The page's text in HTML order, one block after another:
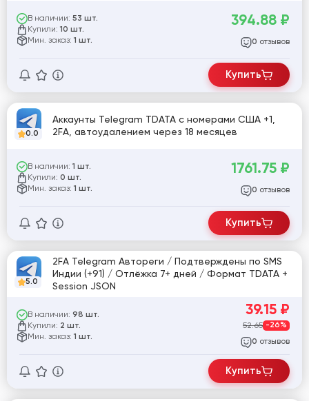
В наличии: 53 шт.
Купили: 10 шт.
Мин. заказ: 1 шт.
394.88 ₽
0 отзывов
Купить
0.0
Аккаунты Telegram TDATA с номерами США +1,
2FA, автоудалением через 18 месяцев
В наличии: 1 шт.
Купили: 0 шт.
Мин. заказ: 1 шт.
1761.75 ₽
0 отзывов
Купить
5.0
2FA Telegram Автореги / Подтверждены по SMS
Индии (+91) / Отлёжка 7+ дней / Формат TDATA +
Session JSON
В наличии: 98 шт.
Купили: 2 шт.
Мин. заказ: 1 шт.
39.15 ₽
52.65 -26%
0 отзывов
Купить